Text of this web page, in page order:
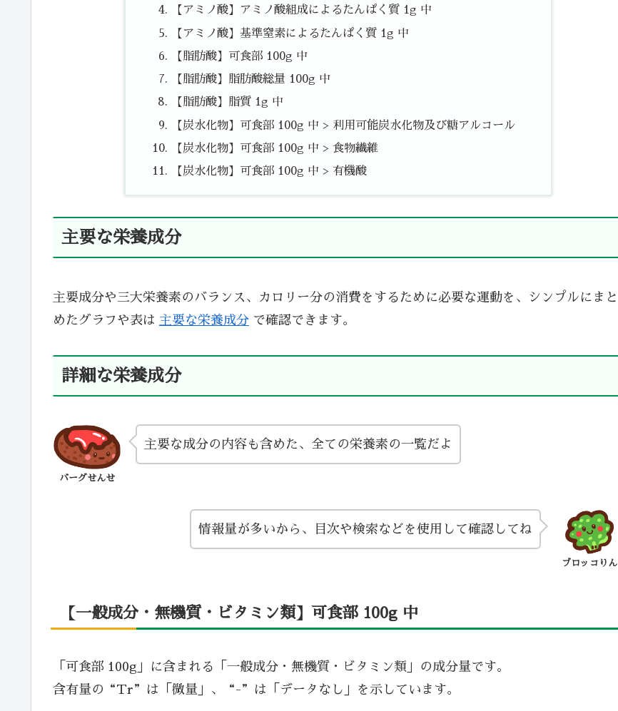
【アミノ酸】アミノ酸組成によるたんぱく質 1g 中
【アミノ酸】基準窒素によるたんぱく質 1g 中
【脂肪酸】可食部 100g 中
【脂肪酸】脂肪酸総量 100g 中
【脂肪酸】脂質 1g 中
【炭水化物】可食部 100g 中 > 利用可能炭水化物及び糖アルコール
【炭水化物】可食部 100g 中 > 食物繊維
【炭水化物】可食部 100g 中 > 有機酸
主要な栄養成分
主要成分や三大栄養素のバランス、カロリー分の消費をするために必要な運動を、シンプルにまと
めたグラフや表は 主要な栄養成分 で確認できます。
詳細な栄養成分
バーグせんせ
主要な成分の内容も含めた、全ての栄養素の一覧だよ
ブロッコりん
情報量が多いから、目次や検索などを使用して確認してね
【一般成分・無機質・ビタミン類】可食部 100g 中
「可食部 100g」に含まれる「一般成分・無機質・ビタミン類」の成分量です。
含有量の“Tr”は「微量」、“-”は「データなし」を示しています。